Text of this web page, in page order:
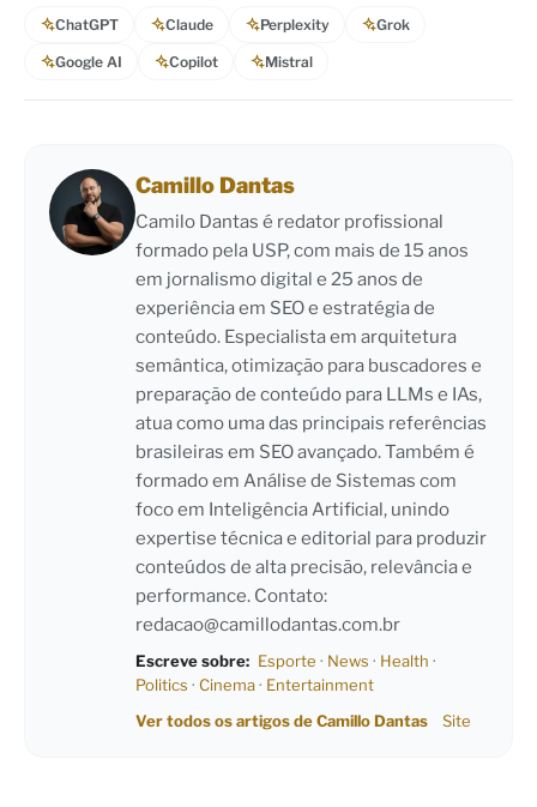
ChatGPT Claude Perplexity Grok
Google AI Copilot Mistral
Camillo Dantas
Camilo Dantas é redator profissional
formado pela USP, com mais de 15 anos
em jornalismo digital e 25 anos de
experiência em SEO e estratégia de
conteúdo. Especialista em arquitetura
semântica, otimização para buscadores e
preparação de conteúdo para LLMs e IAs,
atua como uma das principais referências
brasileiras em SEO avançado. Também é
formado em Análise de Sistemas com
foco em Inteligência Artificial, unindo
expertise técnica e editorial para produzir
conteúdos de alta precisão, relevância e
performance. Contato:
redacao@camillodantas.com.br
Escreve sobre: Esporte · News · Health ·
Politics · Cinema· Entertainment
Ver todos os artigos de Camillo Dantas
Site